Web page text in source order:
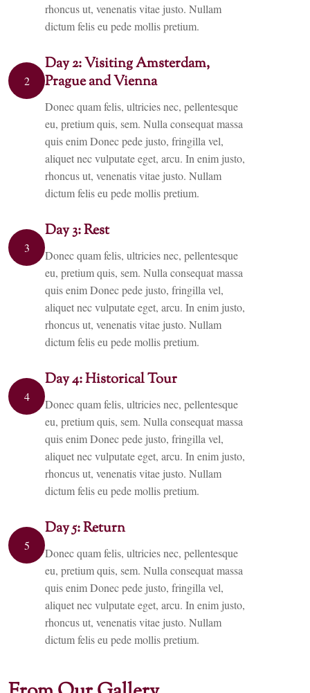
rhoncus ut, venenatis vitae justo. Nullam
dictum felis eu pede mollis pretium.
2
Day 2: Visiting Amsterdam,
Prague and Vienna
Donec quam felis, ultricies nec, pellentesque
eu, pretium quis, sem. Nulla consequat massa
quis enim Donec pede justo, fringilla vel,
aliquet nec vulputate eget, arcu. In enim justo,
rhoncus ut, venenatis vitae justo. Nullam
dictum felis eu pede mollis pretium.
3
Day 3: Rest
Donec quam felis, ultricies nec, pellentesque
eu, pretium quis, sem. Nulla consequat massa
quis enim Donec pede justo, fringilla vel,
aliquet nec vulputate eget, arcu. In enim justo,
rhoncus ut, venenatis vitae justo. Nullam
dictum felis eu pede mollis pretium.
4
Day 4: Historical Tour
Donec quam felis, ultricies nec, pellentesque
eu, pretium quis, sem. Nulla consequat massa
quis enim Donec pede justo, fringilla vel,
aliquet nec vulputate eget, arcu. In enim justo,
rhoncus ut, venenatis vitae justo. Nullam
dictum felis eu pede mollis pretium.
5
Day 5: Return
Donec quam felis, ultricies nec, pellentesque
eu, pretium quis, sem. Nulla consequat massa
quis enim Donec pede justo, fringilla vel,
aliquet nec vulputate eget, arcu. In enim justo,
rhoncus ut, venenatis vitae justo. Nullam
dictum felis eu pede mollis pretium.